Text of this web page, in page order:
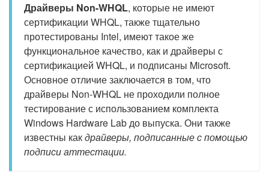
Драйверы Non-WHQL, которые не имеют
сертификации WHQL, также тщательно
протестированы Intel, имеют такое же
функциональное качество, как и драйверы с
сертификацией WHQL, и подписаны Microsoft.
Основное отличие заключается в том, что
драйверы Non-WHQL не проходили полное
тестирование с использованием комплекта
Windows Hardware Lab до выпуска. Они также
известны какдрайверы, подписанные с помощью
подписи аттестации.